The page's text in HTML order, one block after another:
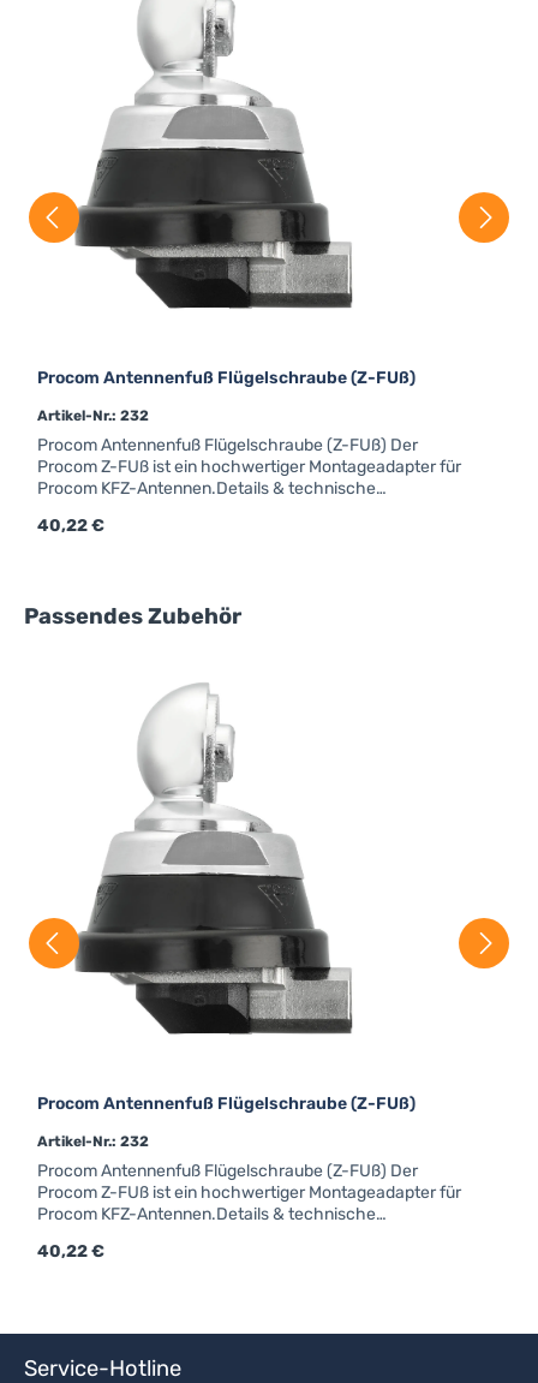
Procom Antennenfuß Flügelschraube (Z-FUß)
Artikel-Nr.: 232
Procom Antennenfuß Flügelschraube (Z-FUß) Der
Procom Z-FUß ist ein hochwertiger Montageadapter für
Procom KFZ-Antennen.Details & technische
rundFarbe: chromAnschluss: FMEfür Strahler mit
Regulärer Preis:
40,22 €
Produktgalerie überspringen
Passendes Zubehör
Procom Antennenfuß Flügelschraube (Z-FUß)
Artikel-Nr.: 232
Procom Antennenfuß Flügelschraube (Z-FUß) Der
Procom Z-FUß ist ein hochwertiger Montageadapter für
Procom KFZ-Antennen.Details & technische
rundFarbe: chromAnschluss: FMEfür Strahler mit
Regulärer Preis:
40,22 €
Service-Hotline